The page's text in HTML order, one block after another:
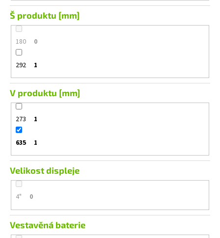
Š produktu [mm]
180 0
292 1
V produktu [mm]
273 1
635 1
Velikost displeje
4" 0
Vestavěná baterie